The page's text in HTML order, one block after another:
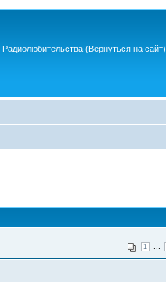
(Вернуться на сайт)
1